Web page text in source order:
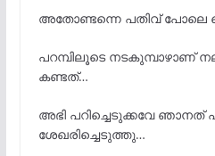
അതോണ്ടന്നെ പതിവ് പോലെ
പറമ്പിലൂടെ നടകുമ്പാഴാണ്
കണ്ടത്…
അഭി പറിച്ചെടുക്കവേ ഞാനത്
ശേഖരിച്ചെടുത്തു…